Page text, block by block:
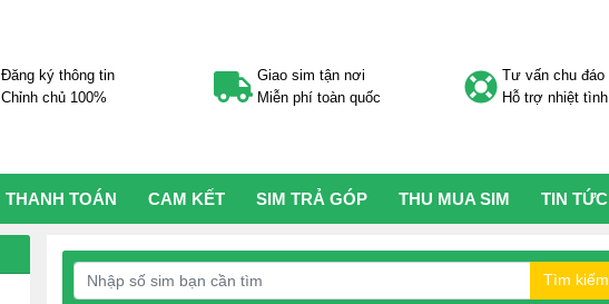
Đăng ký thông tin
Chỉnh chủ 100%
Giao sim tận nơi
Miễn phí toàn quốc
Tư vấn chu đáo
Hỗ trợ nhiệt tình
THANH TOÁN CAM KẾT SIM TRẢ GÓP THU MUA SIM TIN TỨC
Tìm kiếm